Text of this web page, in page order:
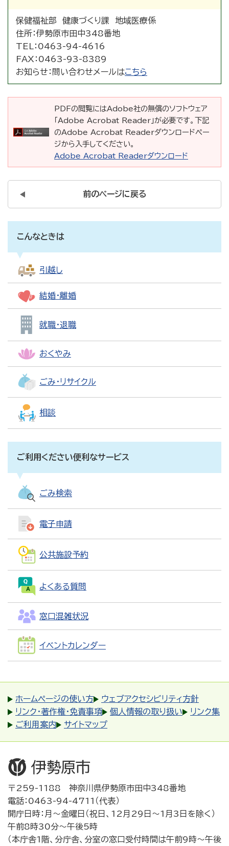
保健福祉部 健康づくり課 地域医療係
住所：伊勢原市田中348番地
TEL： 0463-94-4616
FAX： 0463-93-8389
お知らせ： 問い合わせメールはこちら
PDFの閲覧にはAdobe社の無償のソフトウェア
「Adobe Acrobat Reader」が必要です。下記
のAdobe Acrobat Readerダウンロードペー
ジから入手してください。
Adobe Acrobat Readerダウンロード
前のページに戻る
こんなときは
引越し
結婚・離婚
就職・退職
おくやみ
ごみ・リサイクル
相談
ご利用ください便利なサービス
ごみ検索
電子申請
公共施設予約
よくある質問
窓口混雑状況
イベントカレンダー
ホームページの使い方
ウェブアクセシビリティ方針
リンク・著作権・免責事項
個人情報の取り扱い
リンク集
ご利用案内
サイトマップ
〒259-1188 神奈川県伊勢原市田中348番地
電話：0463-94-4711（代表）
開庁日時：月～金曜日（祝日、12月29日～1月3日を除く）
午前8時30分～午後5時
（本庁舎1階、分庁舎、分室の窓口受付時間は午前9時～午後